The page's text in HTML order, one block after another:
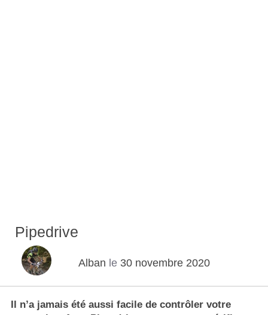
Pipedrive
Alban le 30 novembre 2020
Il n’a jamais été aussi facile de contrôler votre